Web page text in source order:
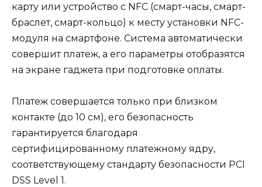
карту или устройство с NFC (смарт-часы, смарт-
браслет, смарт-кольцо) к месту установки NFC-
модуля на смартфоне. Система автоматически
совершит платеж, а его параметры отобразятся
на экране гаджета при подготовке оплаты.
Платеж совершается только при близком
контакте (до 10 см), его безопасность
гарантируется благодаря
сертифицированному платежному ядру,
соответствующему стандарту безопасности PCI
DSS Level 1.